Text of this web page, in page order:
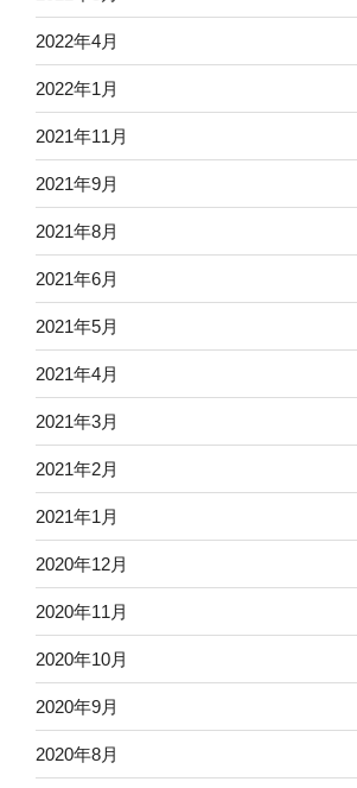
2022年4月
2022年1月
2021年11月
2021年9月
2021年8月
2021年6月
2021年5月
2021年4月
2021年3月
2021年2月
2021年1月
2020年12月
2020年11月
2020年10月
2020年9月
2020年8月